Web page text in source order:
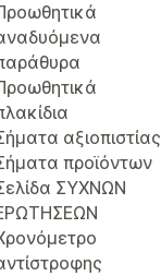
αξιοπιστίας
προϊόντων
ΣΥΧΝΩΝ